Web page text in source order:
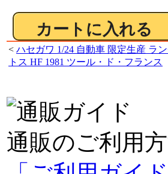
< ハセガワ 1/24 自動車 限定生産 ラ
トス HF 1981 ツール・ド・フランス
通販のご利用